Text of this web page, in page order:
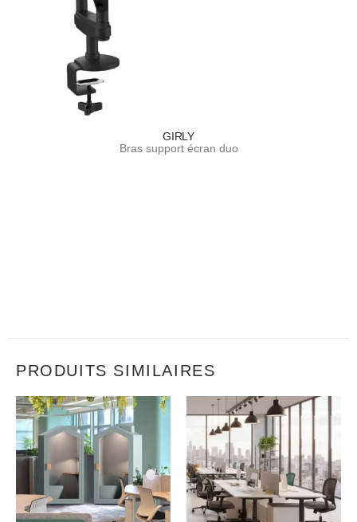
GIRLY
Bras support écran duo
PRODUITS SIMILAIRES